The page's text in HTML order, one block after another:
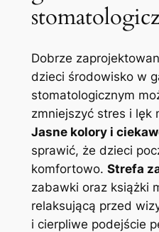
Dobrze
dzieci środowisko w
stomatologicznym
zmniejszyć stres i lęk
Jasne kolory i
sprawić, że dzieci
komfortowo. Strefa
zabawki oraz książki
relaksującą przed
i cierpliwe podejście